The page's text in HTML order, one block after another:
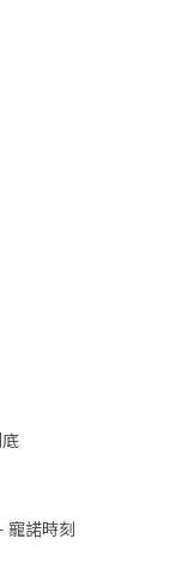
寵諾時刻